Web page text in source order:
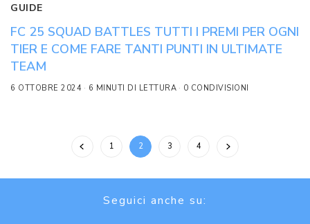
GUIDE
FC 25 SQUAD BATTLES TUTTI I PREMI PER OGNI
TIER E COME FARE TANTI PUNTI IN ULTIMATE
TEAM
6 OTTOBRE 2024 6 MINUTI DI LETTURA 0 CONDIVISIONI
1 2 3 4
Seguici anche su: